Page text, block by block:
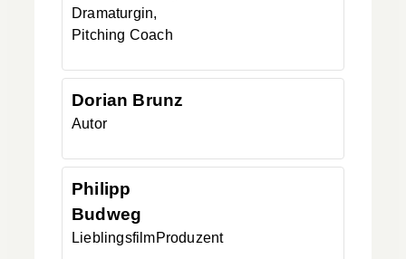
Dramaturgin,
Pitching Coach
Dorian Brunz
Autor
Philipp
Budweg
LieblingsfilmProduzent